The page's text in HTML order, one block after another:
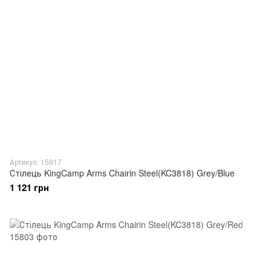
Артикул: 15917
Стілець KingCamp Arms Chairin Steel(KC3818) Grey/Blue
1 121 грн